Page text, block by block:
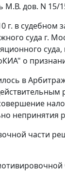
М.В. дов. N 15/
г. в
суда г.
о
в
непринятия
части